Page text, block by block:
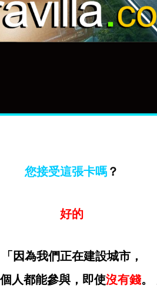
您接受這張卡嗎 ？
好的
「因為我們正在建設城市，
人都能參與，即使沒有錢。